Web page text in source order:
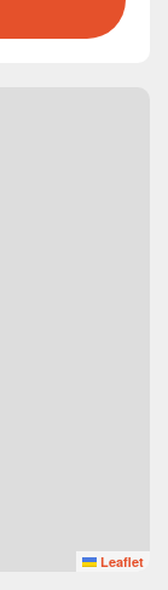
Leaflet